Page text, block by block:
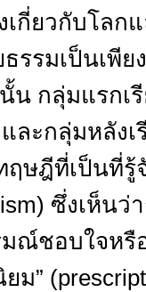
เกี่ยวกับโลก
รรมเป็นเพี
น กลุ่มแรกเ
และกลุ่มหลัง
ฤษฎีที่เป็นที่รู้
ซึ่งเห็นว่
ณ์ชอบใจหรื
ม”